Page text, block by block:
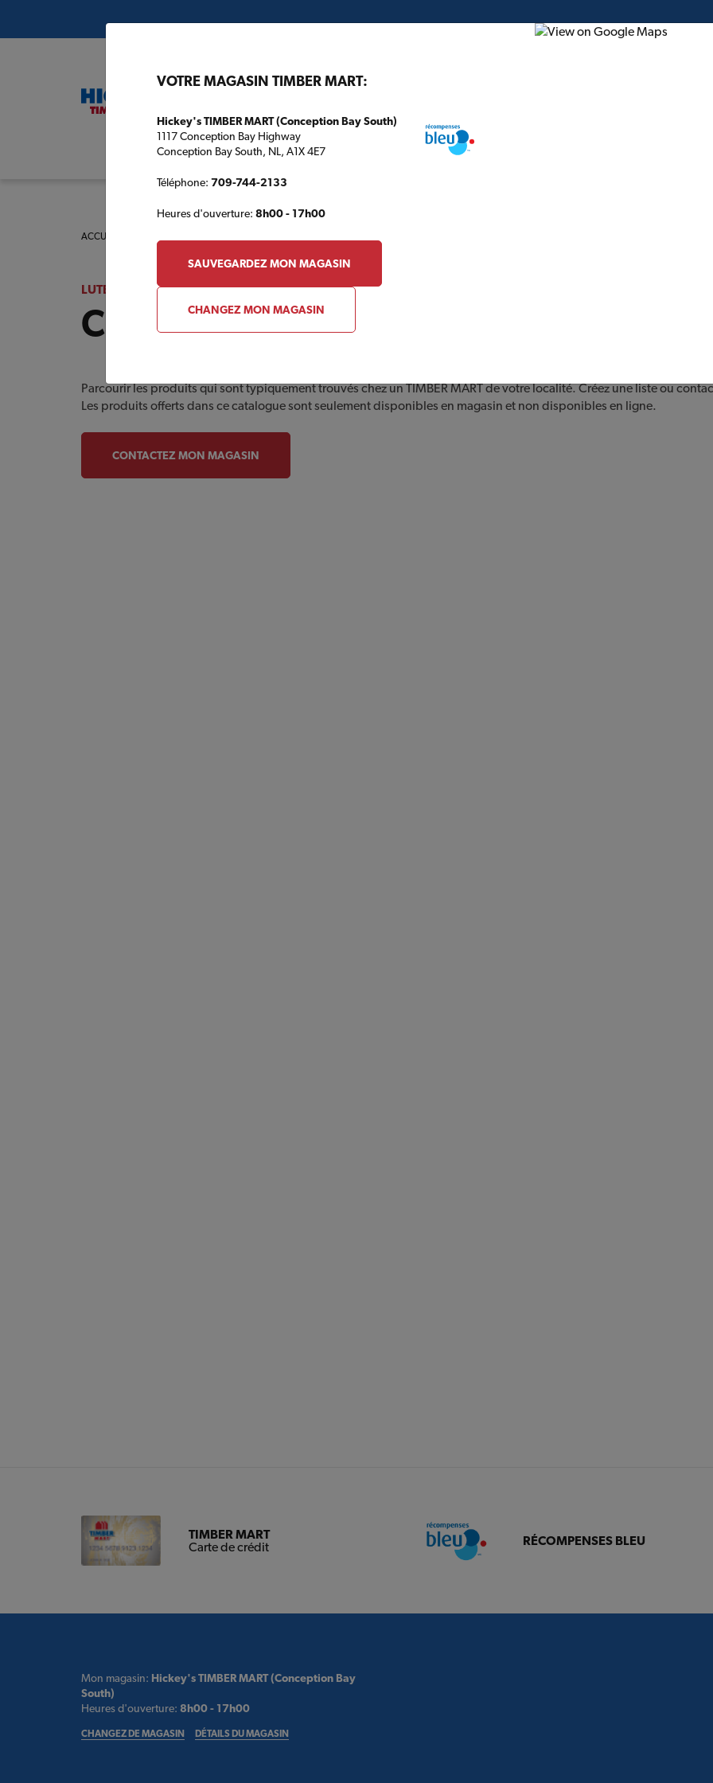
Plans de construction
ACCUEIL
LUTES' TIMBER MART
Catalogue des produits
Parcourir les produits qui sont typiquement trouvés chez un TIMBER MART de votre localité. Créez une liste ou
Les produits offerts dans ce catalogue sont seulement disponibles en magasin et non disponibles en ligne.
CONTACTEZ MON MAGASIN
VOTRE MAGASIN TIMBER MART:
Hickey's TIMBER MART (Conception Bay South)
1117 Conception Bay Highway
Conception Bay South, NL, A1X 4E7
Téléphone: 709-744-2133
Heures d'ouverture: 8h00 - 17h00
SAUVEGARDEZ MON MAGASIN
CHANGEZ MON MAGASIN
TIMBER MART
Carte de crédit
RÉCOMPENSES BLEU
Mon magasin: Hickey's TIMBER MART (Conception Bay
South)
Heures d'ouverture: 8h00 - 17h00
CHANGEZ DE MAGASIN DÉTAILS DU MAGASIN